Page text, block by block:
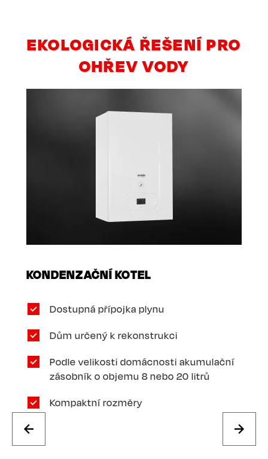
EKOLOGICKÁ ŘEŠENÍ PRO
OHŘEV VODY
KONDENZAČNÍ KOTEL
Dostupná přípojka plynu
Dům určený k rekonstrukci
Podle velikosti domácnosti akumulační
zásobník o objemu 8 nebo 20 litrů
Kompaktní rozměry